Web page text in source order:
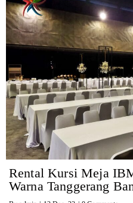
Rental Kursi Meja
Warna Tanggerang